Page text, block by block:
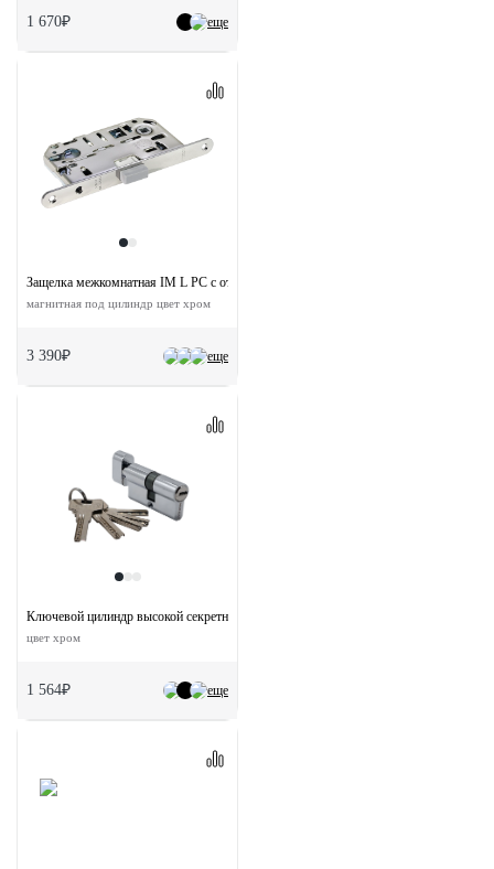
еще
1 670₽
еще
Защелка межкомнатная IM L PC с ответной планкой
магнитная под цилиндр цвет хром
3 390₽
еще
Ключевой цилиндр высокой секретности HS 60CK PC с заверткой (60мм)
цвет хром
1 564₽